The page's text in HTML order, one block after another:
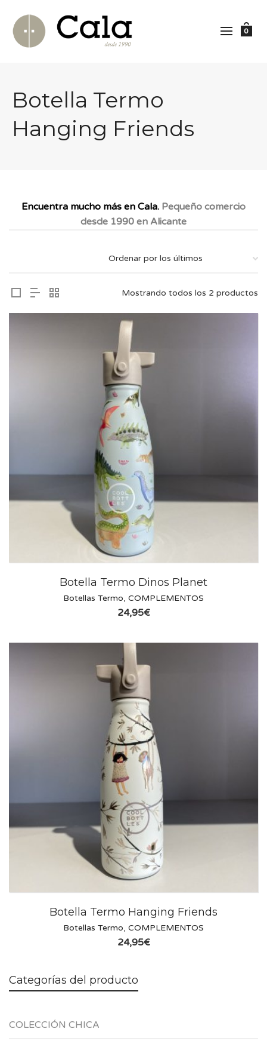
0
Botella Termo
Hanging Friends
Encuentra mucho más en Cala. Pequeño comercio
desde 1990 en Alicante
Mostrando todos los 2 productos
Botella Termo Dinos Planet
Botellas Termo, COMPLEMENTOS
24,95€
Botella Termo Hanging Friends
Botellas Termo, COMPLEMENTOS
24,95€
Categorías del producto
COLECCIÓN CHICA